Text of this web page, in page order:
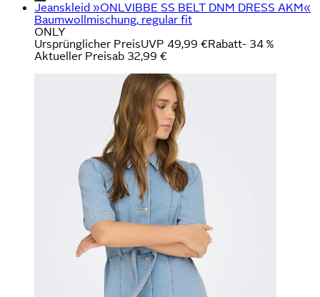
Jeanskleid »ONLVIBBE SS BELT DNM DRESS AKM«
Baumwollmischung, regular fit
ONLY
Ursprünglicher PreisUVP 49,99 €Rabatt- 34 %
Aktueller Preisab 32,99 €